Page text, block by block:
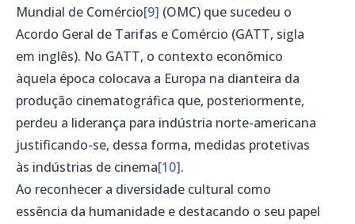
Mundial de Comércio[9] (OMC) que sucedeu o
Acordo Geral de Tarifas e Comércio (GATT, sigla
em inglês). No GATT, o contexto econômico
àquela época colocava a Europa na dianteira da
produção cinematográfica que, posteriormente,
perdeu a liderança para indústria norte-americana
justificando-se, dessa forma, medidas protetivas
às indústrias de cinema[10].
Ao reconhecer a diversidade cultural como
essência da humanidade e destacando o seu papel